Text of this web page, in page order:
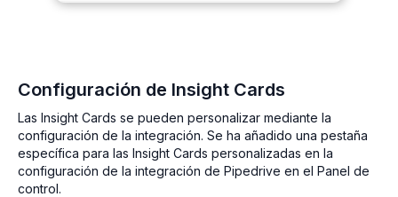
Configuración de Insight Cards
Las Insight Cards se pueden personalizar mediante la
configuración de la integración. Se ha añadido una pestaña
específica para las Insight Cards personalizadas en la
configuración de la integración de Pipedrive en el Panel de
control.